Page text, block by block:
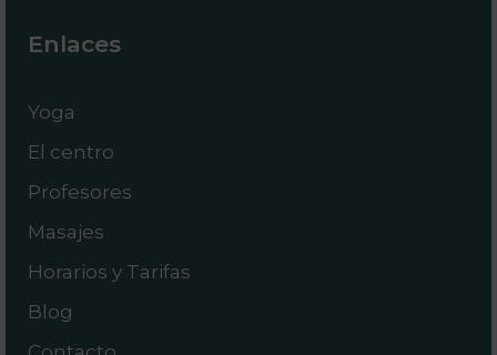
Enlaces
Yoga
El centro
Profesores
Masajes
Horarios y Tarifas
Blog